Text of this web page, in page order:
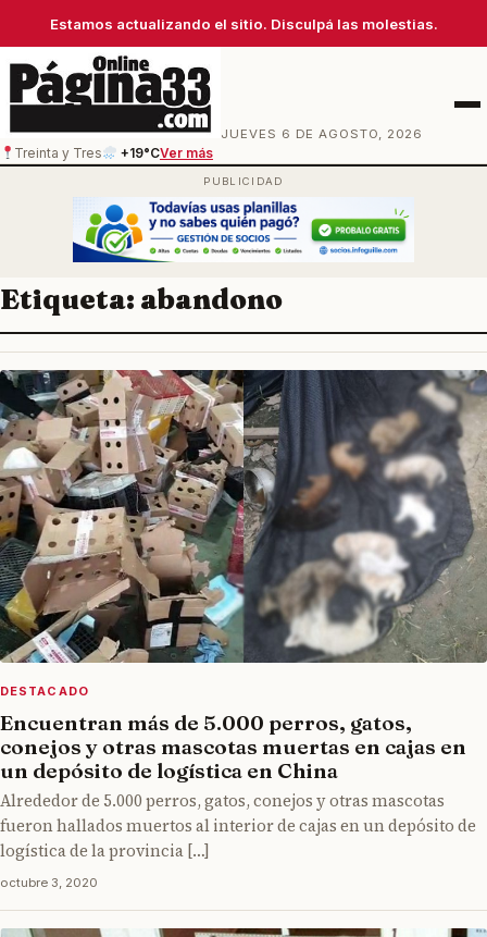
Estamos actualizando el sitio. Disculpá las molestias.
JUEVES 6 DE AGOSTO, 2026
Treinta y Tres
+19°CVer más
Menú
Etiqueta: abandono
DESTACADO
Encuentran más de 5.000 perros, gatos,
conejos y otras mascotas muertas en cajas en
un depósito de logística en China
Alrededor de 5.000 perros, gatos, conejos y otras mascotas
fueron hallados muertos al interior de cajas en un depósito de
logística de la provincia […]
octubre 3, 2020